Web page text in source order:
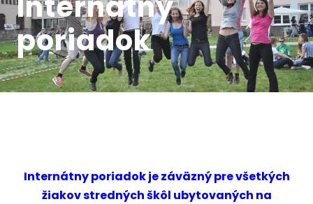
poriadok
Internátny poriadok je záväzný pre všetkých
žiakov stredných škôl ubytovaných na